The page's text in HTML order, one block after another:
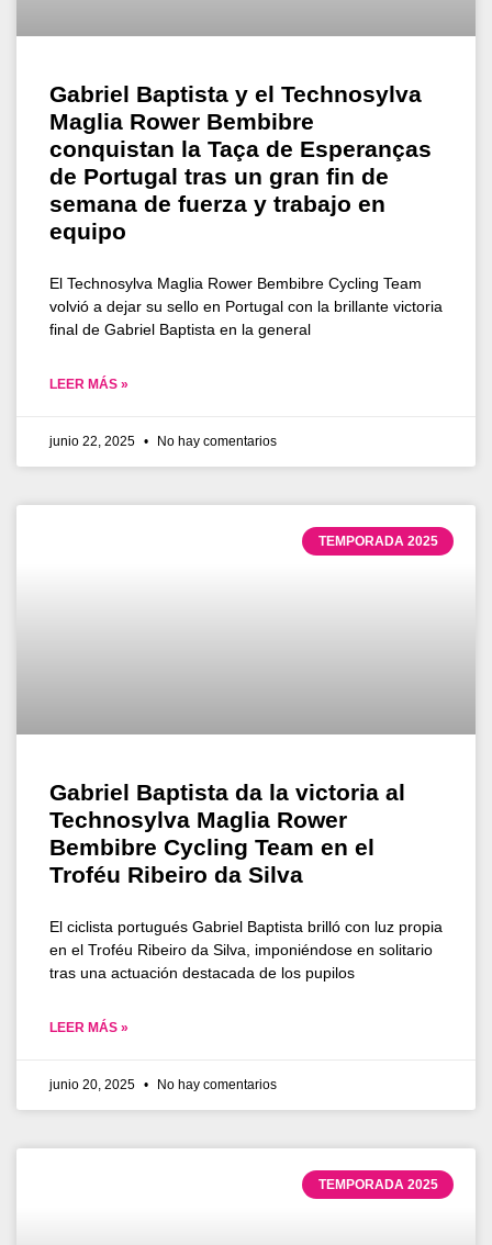
Gabriel Baptista y el Technosylva
Maglia Rower Bembibre
conquistan la Taça de Esperanças
de Portugal tras un gran fin de
semana de fuerza y trabajo en
equipo
El Technosylva Maglia Rower Bembibre Cycling Team
volvió a dejar su sello en Portugal con la brillante victoria
final de Gabriel Baptista en la general
LEER MÁS »
junio 22, 2025 No hay comentarios
TEMPORADA 2025
Gabriel Baptista da la victoria al
Technosylva Maglia Rower
Bembibre Cycling Team en el
Troféu Ribeiro da Silva
El ciclista portugués Gabriel Baptista brilló con luz propia
en el Troféu Ribeiro da Silva, imponiéndose en solitario
tras una actuación destacada de los pupilos
LEER MÁS »
junio 20, 2025 No hay comentarios
TEMPORADA 2025